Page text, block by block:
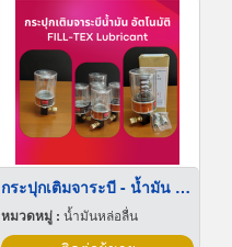
กระปุกเติมจาระบี - น้ำมัน อัตโนมัติ
หมวดหมู่ : น้ำมันหล่อลื่น